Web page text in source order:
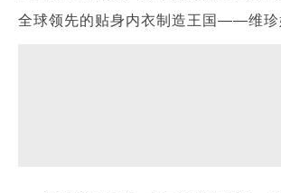
全球领先的贴身内衣制造王国——维珍